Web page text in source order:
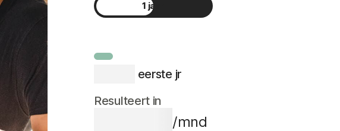
1 jaar
eerste jr
Resulteert in
/mnd